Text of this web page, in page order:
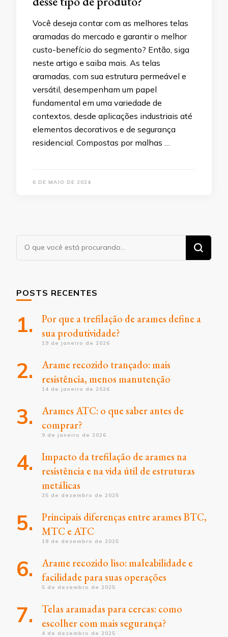
Você deseja contar com as melhores telas
aramadas do mercado e garantir o melhor
custo-benefício do segmento? Então, siga
neste artigo e saiba mais. As telas
aramadas, com sua estrutura permeável e
versátil, desempenham um papel
fundamental em uma variedade de
contextos, desde aplicações industriais até
elementos decorativos e de segurança
residencial. Compostas por malhas …
6 DE MAIO DE 2024
Procurando
algo?
POSTS RECENTES
Por que a trefilação de arames define a
sua produtividade?
19 de janeiro de 2026
Arame recozido trançado: mais
resistência, menos manutenção
14 de janeiro de 2026
Arames ATC: o que saber antes de
comprar?
9 de janeiro de 2026
Impacto da trefilação de arames na
resistência e na vida útil de estruturas
metálicas
25 de dezembro de 2025
Principais diferenças entre arames BTC,
MTC e ATC
18 de dezembro de 2025
Arame recozido liso: maleabilidade e
facilidade para suas operações
5 de dezembro de 2025
Telas aramadas para cercas: como
escolher com mais segurança?
4 de dezembro de 2025